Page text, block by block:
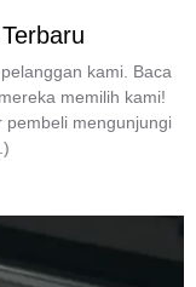
kami. Baca
memilih kami!
pembeli mengunjungi